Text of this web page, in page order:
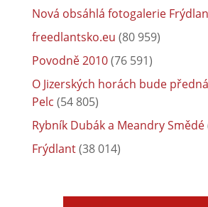
Nová obsáhlá fotogalerie
freedlantsko.eu (80 959)
Povodně 2010(76 591)
O Jizerských horách bude
Pelc (54 805)
Rybník Dubák a Meandry Smědé
Frýdlant(38 014)